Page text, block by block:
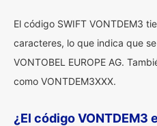
El código SWIFT VONTDEM3
caracteres, lo que indica que
VONTOBEL EUROPE AG.
como VONTDEM3XXX.
¿El código VONTDEM3